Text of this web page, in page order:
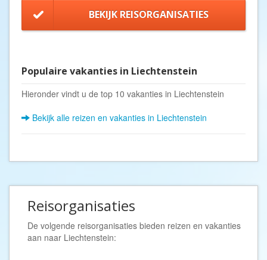
BEKIJK REISORGANISATIES
Populaire vakanties in Liechtenstein
Hieronder vindt u de top 10 vakanties in Liechtenstein
Bekijk alle reizen en vakanties in Liechtenstein
Reisorganisaties
De volgende reisorganisaties bieden reizen en vakanties
aan naar Liechtenstein: